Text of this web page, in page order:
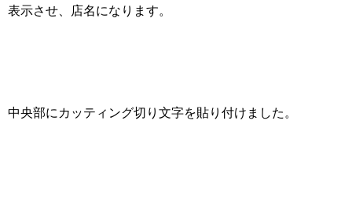
表示させ、店名になります。
中央部にカッティング切り文字を貼り付けました。